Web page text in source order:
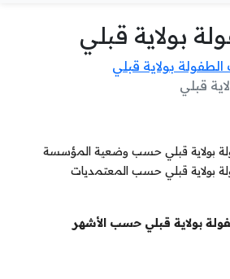
بولاية قبلي
بولاية قبلي
قبلي
بولاية قبلي حسب وضعية المؤسسة
بولاية قبلي حسب المعتمديات
بولاية قبلي حسب الأشهر